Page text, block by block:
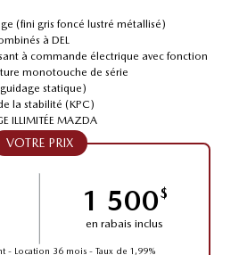
(fini gris foncé lustré métallisé)
à DEL
à commande électrique avec fonction
monotouche de série
statique)
la stabilité (KPC)
ILLIMITÉE MAZDA
VOTRE PRIX
1 500$
en rabais inclus
- Location 36 mois - Taux de 1,99%